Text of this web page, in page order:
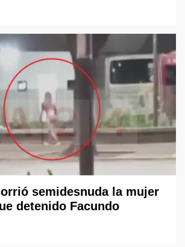
semidesnuda la mujer
detenido Facundo